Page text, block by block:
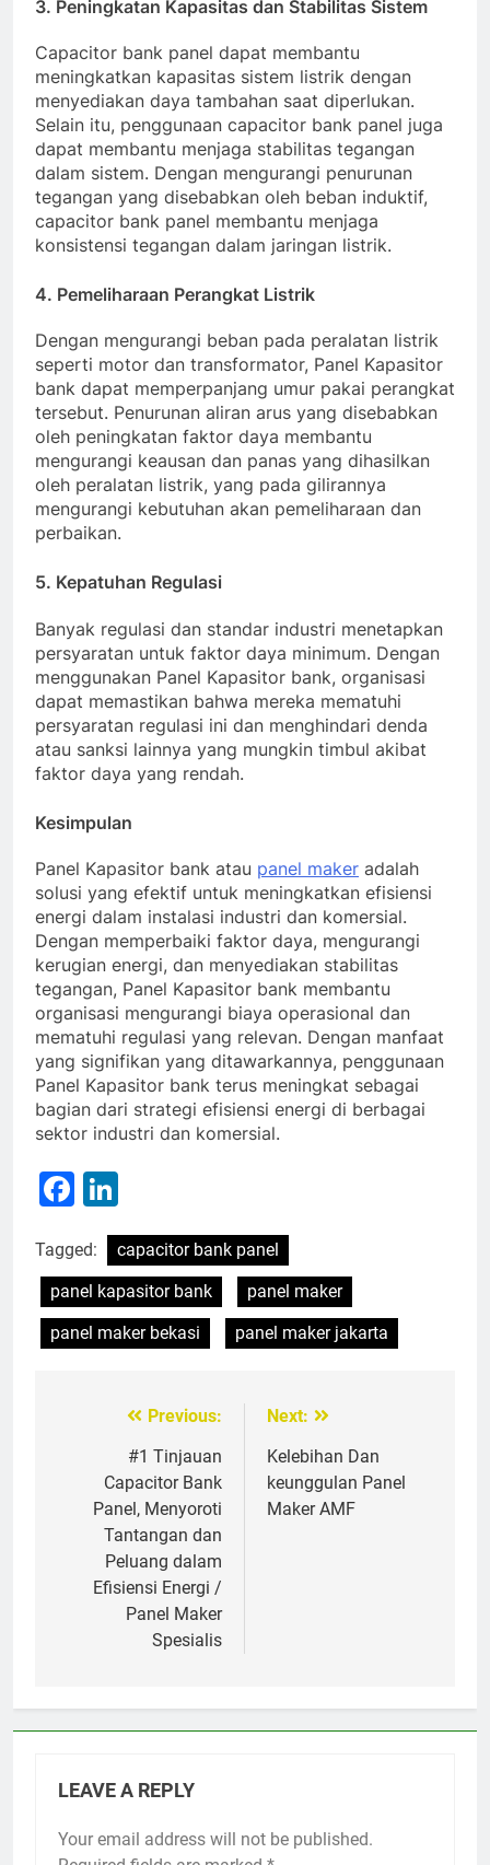
3. Peningkatan Kapasitas dan Stabilitas Sistem
Capacitor bank panel dapat membantu
meningkatkan kapasitas sistem listrik dengan
menyediakan daya tambahan saat diperlukan.
Selain itu, penggunaan capacitor bank panel juga
dapat membantu menjaga stabilitas tegangan
dalam sistem. Dengan mengurangi penurunan
tegangan yang disebabkan oleh beban induktif,
capacitor bank panel membantu menjaga
konsistensi tegangan dalam jaringan listrik.
4. Pemeliharaan Perangkat Listrik
Dengan mengurangi beban pada peralatan listrik
seperti motor dan transformator, Panel Kapasitor
bank dapat memperpanjang umur pakai perangkat
tersebut. Penurunan aliran arus yang disebabkan
oleh peningkatan faktor daya membantu
mengurangi keausan dan panas yang dihasilkan
oleh peralatan listrik, yang pada gilirannya
mengurangi kebutuhan akan pemeliharaan dan
perbaikan.
5. Kepatuhan Regulasi
Banyak regulasi dan standar industri menetapkan
persyaratan untuk faktor daya minimum. Dengan
menggunakan Panel Kapasitor bank, organisasi
dapat memastikan bahwa mereka mematuhi
persyaratan regulasi ini dan menghindari denda
atau sanksi lainnya yang mungkin timbul akibat
faktor daya yang rendah.
Kesimpulan
Panel Kapasitor bank atau panel maker adalah
solusi yang efektif untuk meningkatkan efisiensi
energi dalam instalasi industri dan komersial.
Dengan memperbaiki faktor daya, mengurangi
kerugian energi, dan menyediakan stabilitas
tegangan, Panel Kapasitor bank membantu
organisasi mengurangi biaya operasional dan
mematuhi regulasi yang relevan. Dengan manfaat
yang signifikan yang ditawarkannya, penggunaan
Panel Kapasitor bank terus meningkat sebagai
bagian dari strategi efisiensi energi di berbagai
sektor industri dan komersial.
Facebook
Tagged:
capacitor bank panel
panel kapasitor bank
panel maker
panel maker bekasi
panel maker jakarta
navigation
Previous:
#1 Tinjauan
Capacitor Bank
Panel, Menyoroti
Tantangan dan
Peluang dalam
Efisiensi Energi /
Panel Maker
Spesialis
Next:
Kelebihan Dan
keunggulan Panel
Maker AMF
LEAVE A REPLY
Your email address will not be published.